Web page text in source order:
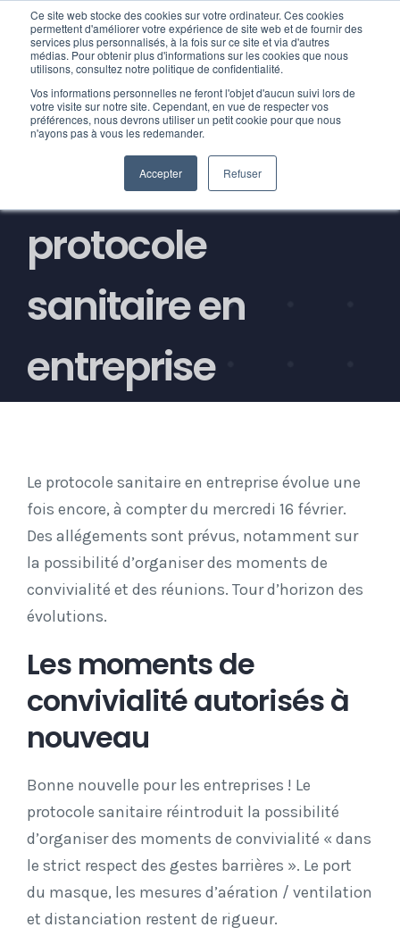
Ce site web stocke des cookies sur votre ordinateur. Ces cookies
permettent d'améliorer votre expérience de site web et de fournir des
services plus personnalisés, à la fois sur ce site et via d'autres
médias. Pour obtenir plus d'informations sur les cookies que nous
utilisons, consultez notre politique de confidentialité.
Vos informations personnelles ne feront l'objet d'aucun suivi lors de
votre visite sur notre site. Cependant, en vue de respecter vos
préférences, nous devrons utiliser un petit cookie pour que nous
n'ayons pas à vous les redemander.
Accepter Refuser
Covid-19 :
allégement du
protocole
sanitaire en
entreprise
Le protocole sanitaire en entreprise évolue une
fois encore, à compter du mercredi 16 février.
Des allégements sont prévus, notamment sur
la possibilité d’organiser des moments de
convivialité et des réunions. Tour d’horizon des
évolutions.
Les moments de
convivialité autorisés à
nouveau
Bonne nouvelle pour les entreprises ! Le
protocole sanitaire réintroduit la possibilité
d’organiser des moments de convivialité « dans
le strict respect des gestes barrières ». Le port
du masque, les mesures d’aération / ventilation
et distanciation restent de rigueur.